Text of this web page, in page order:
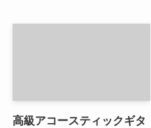
高級アコースティックギタ